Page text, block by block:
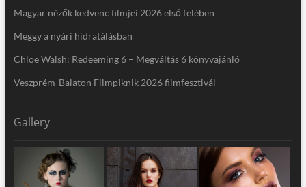
Magyar nézők kedvenc filmjei 2026 első felében
Meggy a nyári hidratálásban
Chloe Walsh: Redeeming 6 – Megváltás 6 könyvajánló
Veszprém-Balaton Filmpiknik 2026 filmfesztivál
Gallery